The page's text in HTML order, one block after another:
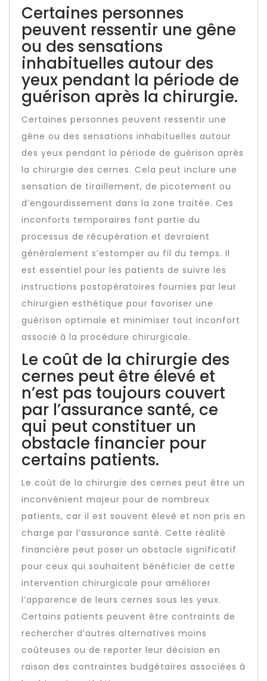
Certaines personnes
peuvent ressentir une gêne
ou des sensations
inhabituelles autour des
yeux pendant la période de
guérison après la chirurgie.
Certaines personnes peuvent ressentir une
gêne ou des sensations inhabituelles autour
des yeux pendant la période de guérison après
la chirurgie des cernes. Cela peut inclure une
sensation de tiraillement, de picotement ou
d’engourdissement dans la zone traitée. Ces
inconforts temporaires font partie du
processus de récupération et devraient
généralement s’estomper au fil du temps. Il
est essentiel pour les patients de suivre les
instructions postopératoires fournies par leur
chirurgien esthétique pour favoriser une
guérison optimale et minimiser tout inconfort
associé à la procédure chirurgicale.
Le coût de la chirurgie des
cernes peut être élevé et
n’est pas toujours couvert
par l’assurance santé, ce
qui peut constituer un
obstacle financier pour
certains patients.
Le coût de la chirurgie des cernes peut être un
inconvénient majeur pour de nombreux
patients, car il est souvent élevé et non pris en
charge par l’assurance santé. Cette réalité
financière peut poser un obstacle significatif
pour ceux qui souhaitent bénéficier de cette
intervention chirurgicale pour améliorer
l’apparence de leurs cernes sous les yeux.
Certains patients peuvent être contraints de
rechercher d’autres alternatives moins
coûteuses ou de reporter leur décision en
raison des contraintes budgétaires associées à